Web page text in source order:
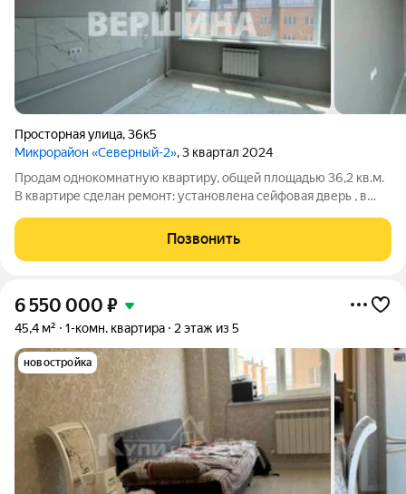
Просторная улица,36к5
Микрорайон «Северный-2», 3 квартал 2024
Продам однокомнатную квартиру, общей площадью 36,2 кв.м.
В квартире сделан ремонт: установлена сейфовая дверь , в
Территория ЖК закрытая и оборудована автоматическими
воротами, видео
Позвонить
6 550 000 ₽
45,4 м² 1-комн. квартира 2 этаж из 5
новостройка